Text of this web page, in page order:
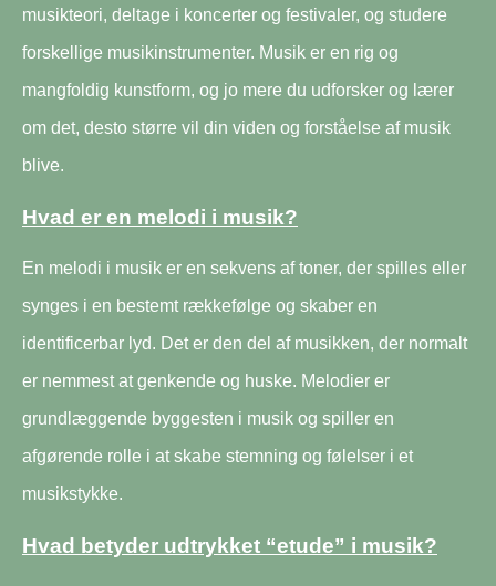
musikteori, deltage i koncerter og festivaler, og studere
forskellige musikinstrumenter. Musik er en rig og
mangfoldig kunstform, og jo mere du udforsker og lærer
om det, desto større vil din viden og forståelse af musik
blive.
Hvad er en melodi i musik?
En melodi i musik er en sekvens af toner, der spilles eller
synges i en bestemt rækkefølge og skaber en
identificerbar lyd. Det er den del af musikken, der normalt
er nemmest at genkende og huske. Melodier er
grundlæggende byggesten i musik og spiller en
afgørende rolle i at skabe stemning og følelser i et
musikstykke.
Hvad betyder udtrykket “etude” i musik?